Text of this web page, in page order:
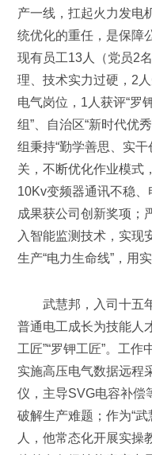
产一线，扛起火力发电
统优化的重任，是保障
现有员工13人（党员2
理、技术实力过硬，2
电气岗位，1人获评“罗
组”、自治区“新时代优
组秉持“勤学善思、实
关，不断优化作业模式
10Kv变频器通讯不稳
成果获公司创新奖项；
入智能监测技术，实现
生产“电力生命线”，用
武慧邦，入司十五
普通电工成长为技能人
工匠”“罗钾工匠”。工
实施高压电气数据远程
仪，主导SVG电容补偿
破解生产难题；作为“
人，他常态化开展实操